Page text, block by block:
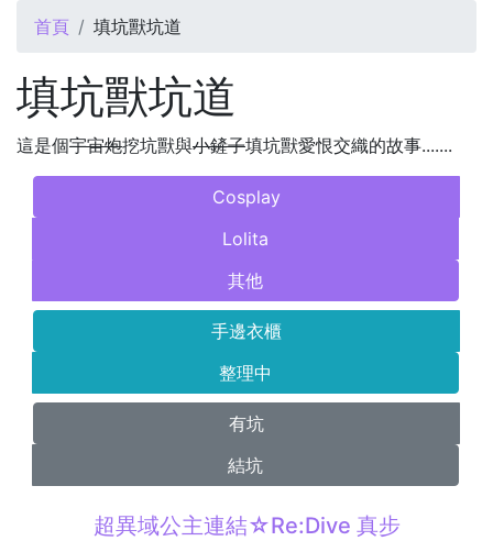
您在這裡
首頁 填坑獸坑道
填坑獸坑道
這是個宇宙炮挖坑獸與小鏟子填坑獸愛恨交織的故事.......
Cosplay
Lolita
其他
手邊衣櫃
整理中
有坑
結坑
超異域公主連結☆Re:Dive 真步